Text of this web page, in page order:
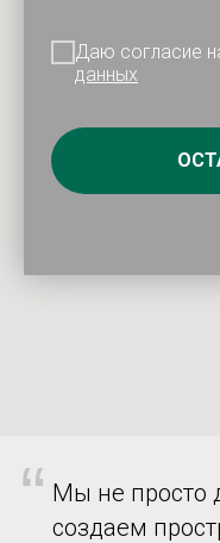
Даю согласие
данных
“ Мы не просто
создаем